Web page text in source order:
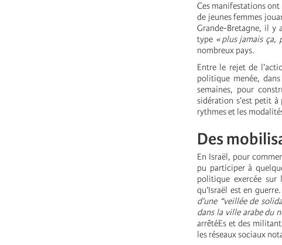
Ces manifestations
de jeunes femmes
Grande-Bretagne, il y
type « plus jamais ça,
nombreux pays.
Entre le rejet de
politique menée,
semaines, pour
sidération s’est petit
rythmes et les
Des
En Israël, pour
pu participer à
politique exercée sur
qu’Israël est en guerre.
d’une “veillée de
dans la ville arabe du
arrêtéEs et des
les réseaux sociaux